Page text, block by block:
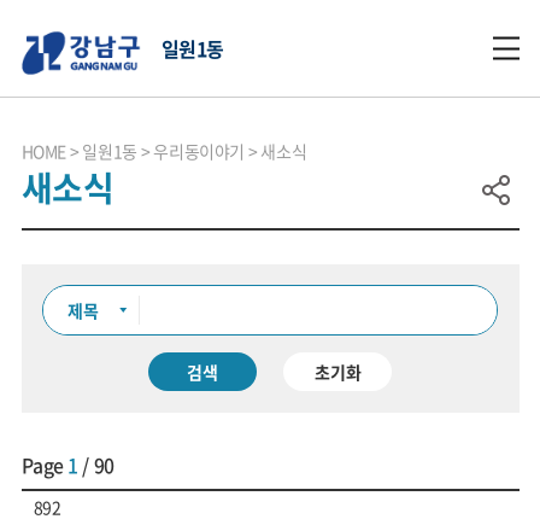
일원1동
HOME 일원1동 우리동이야기 새소식
새소식
검색 초기화
Page1 / 90
892